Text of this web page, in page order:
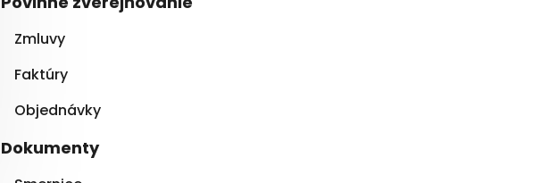
Zmluvy
Faktúry
Objednávky
Dokumenty